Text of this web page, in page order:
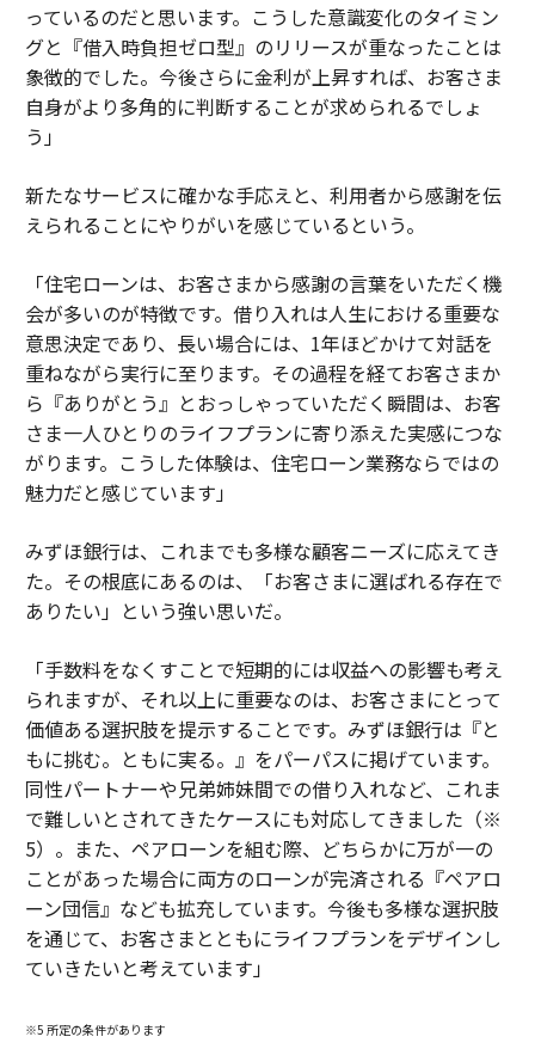
っているのだと思います。こうした意識変化のタイミン
グと『借入時負担ゼロ型』のリリースが重なったことは
象徴的でした。今後さらに金利が上昇すれば、お客さま
自身がより多角的に判断することが求められるでしょ
う」
新たなサービスに確かな手応えと、利用者から感謝を伝
えられることにやりがいを感じているという。
「住宅ローンは、お客さまから感謝の言葉をいただく機
会が多いのが特徴です。借り入れは人生における重要な
意思決定であり、長い場合には、1年ほどかけて対話を
重ねながら実行に至ります。その過程を経てお客さまか
ら『ありがとう』とおっしゃっていただく瞬間は、お客
さま一人ひとりのライフプランに寄り添えた実感につな
がります。こうした体験は、住宅ローン業務ならではの
魅力だと感じています」
みずほ銀行は、これまでも多様な顧客ニーズに応えてき
た。その根底にあるのは、「お客さまに選ばれる存在で
ありたい」という強い思いだ。
「手数料をなくすことで短期的には収益への影響も考え
られますが、それ以上に重要なのは、お客さまにとって
価値ある選択肢を提示することです。みずほ銀行は『と
もに挑む。ともに実る。』をパーパスに掲げています。
同性パートナーや兄弟姉妹間での借り入れなど、これま
で難しいとされてきたケースにも対応してきました（※
5）。また、ペアローンを組む際、どちらかに万が一の
ことがあった場合に両方のローンが完済される『ペアロ
ーン団信』なども拡充しています。今後も多様な選択肢
を通じて、お客さまとともにライフプランをデザインし
ていきたいと考えています」
※5 所定の条件があります